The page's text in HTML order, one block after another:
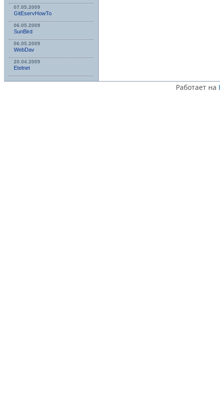
07.05.2009
GitEservHowTo
06.05.2009
SunBird
06.05.2009
WebDav
20.04.2009
Etelnet
Работает на